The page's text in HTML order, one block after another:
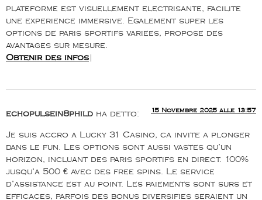
plateforme est visuellement electrisante, facilite
une experience immersive. Egalement super les
options de paris sportifs variees, propose des
avantages sur mesure.
Obtenir des infos
echopulsein8phild ha detto: 15 Novembre 2025 alle 13:57
Je suis accro a Lucky 31 Casino, ca invite a plonger
dans le fun. Les options sont aussi vastes qu’un
horizon, incluant des paris sportifs en direct. 100%
jusqu’a 500 € avec des free spins. Le service
d’assistance est au point. Les paiements sont surs et
efficaces, parfois des bonus diversifies seraient un